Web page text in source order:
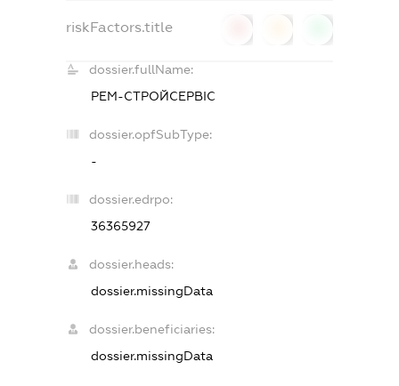
riskFactors.title
dossier.fullName:
РЕМ-СТРОЙСЕРВІС
dossier.opfSubType:
-
dossier.edrpo:
36365927
dossier.heads:
dossier.missingData
dossier.beneficiaries:
dossier.missingData